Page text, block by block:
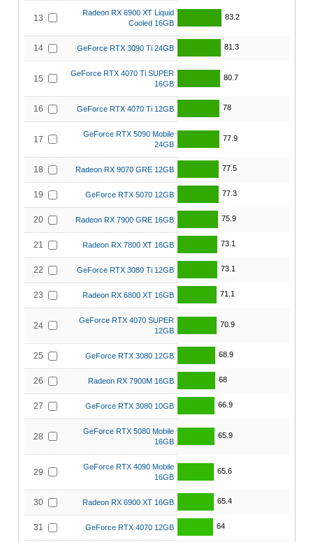
13
Radeon RX 6900 XT Liquid
Cooled 16GB
83.2
14 GeForce RTX 3090 Ti 24GB 81.3
15
GeForce RTX 4070 Ti SUPER
16GB
80.7
16 GeForce RTX 4070 Ti 12GB 78
17
GeForce RTX 5090 Mobile
24GB
77.9
18 Radeon RX 9070 GRE 12GB 77.5
19 GeForce RTX 5070 12GB 77.3
20 Radeon RX 7900 GRE 16GB 75.9
21 Radeon RX 7800 XT 16GB 73.1
22 GeForce RTX 3080 Ti 12GB 73.1
23 Radeon RX 6800 XT 16GB 71.1
24
GeForce RTX 4070 SUPER
12GB
70.9
25 GeForce RTX 3080 12GB 68.9
26 Radeon RX 7900M 16GB 68
27 GeForce RTX 3080 10GB 66.9
28
GeForce RTX 5080 Mobile
16GB
65.9
29
GeForce RTX 4090 Mobile
16GB
65.6
30 Radeon RX 6900 XT 16GB 65.4
31 GeForce RTX 4070 12GB 64